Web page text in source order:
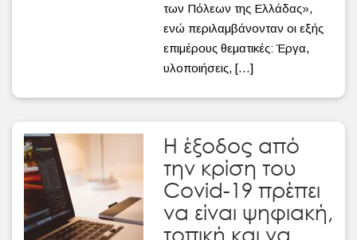
των Πόλεων της Ελλάδας»,
ενώ περιλαμβάνονταν οι εξής
επιμέρους θεματικές: Έργα,
υλοποιήσεις, […]
Η έξοδος από
την κρίση του
Covid-19 πρέπει
να είναι ψηφιακή,
τοπική και να